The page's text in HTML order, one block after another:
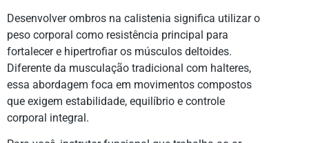
Desenvolver ombros na calistenia significa utilizar o
peso corporal como resistência principal para
fortalecer e hipertrofiar os músculos deltoides.
Diferente da musculação tradicional com halteres,
essa abordagem foca em movimentos compostos
que exigem estabilidade, equilíbrio e controle
corporal integral.